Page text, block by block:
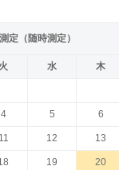
定（随時測定）
火 水 木
4 5 6
11 12 13
19 20